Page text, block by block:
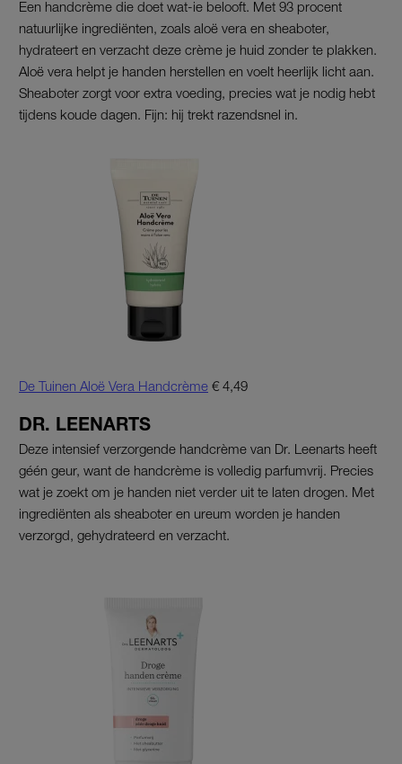
Een handcrème die doet wat-ie belooft. Met 93 procent
natuurlijke ingrediënten, zoals aloë vera en sheaboter,
hydrateert en verzacht deze crème je huid zonder te plakken.
Aloë vera helpt je handen herstellen en voelt heerlijk licht aan.
Sheaboter zorgt voor extra voeding, precies wat je nodig hebt
tijdens koude dagen. Fijn: hij trekt razendsnel in.
De Tuinen Aloë Vera Handcrème € 4,49
DR. LEENARTS
Deze intensief verzorgende handcrème van Dr. Leenarts heeft
géén geur, want de handcrème is volledig parfumvrij. Precies
wat je zoekt om je handen niet verder uit te laten drogen. Met
ingrediënten als sheaboter en ureum worden je handen
verzorgd, gehydrateerd en verzacht.